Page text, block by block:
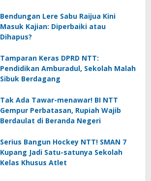
Bendungan Lere Sabu Raijua Kini
Masuk Kajian: Diperbaiki atau
Dihapus?
Tamparan Keras DPRD NTT:
Pendidikan Amburadul, Sekolah Malah
Sibuk Berdagang
Tak Ada Tawar-menawar! BI NTT
Gempur Perbatasan, Rupiah Wajib
Berdaulat di Beranda Negeri
Serius Bangun Hockey NTT! SMAN 7
Kupang Jadi Satu-satunya Sekolah
Kelas Khusus Atlet